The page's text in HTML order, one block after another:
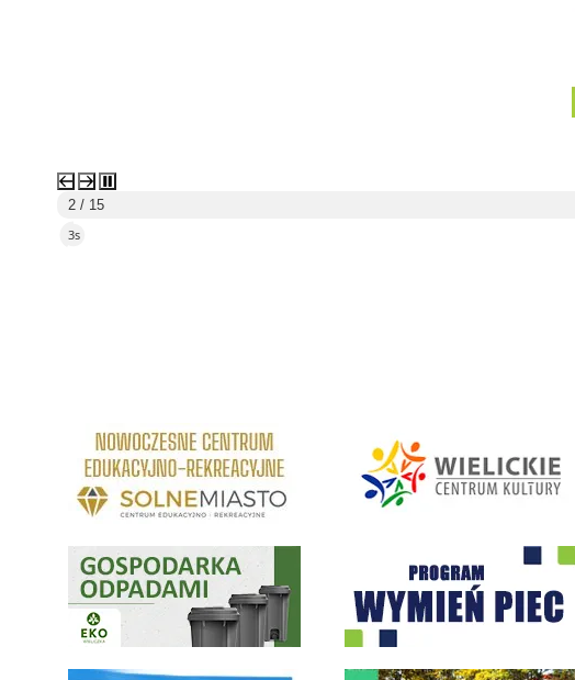
2 / 15
1s
link do strony Centrum Edukacyjno Rekreacyjne
Gospodarka odpadami na terenie Miasta i Gminy WieliczkaProgram "Czyste Powietrze" - Wieliczka
link do strony ekointerwencja dot.- powietrza link do strony - Wielicki Budżet Obywatelski